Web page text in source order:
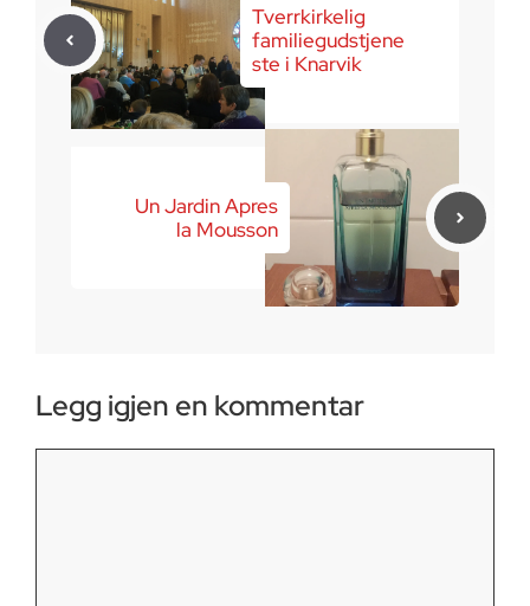
Tverrkirkelig
familiegudstjene
ste i Knarvik
Un Jardin Apres
la Mousson
Legg igjen en kommentar